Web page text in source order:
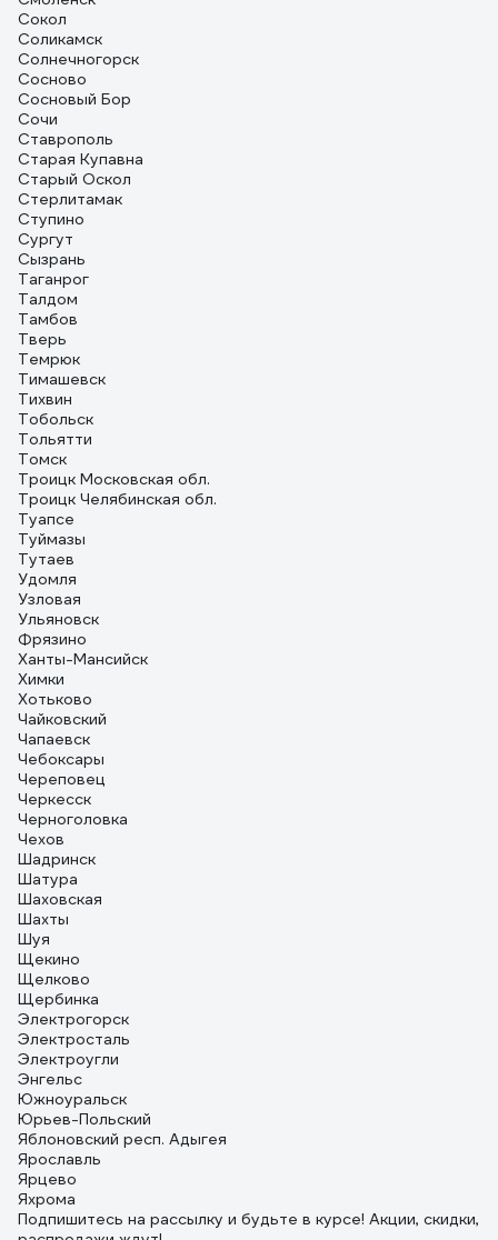
Сокол
Соликамск
Солнечногорск
Сосново
Сосновый Бор
Сочи
Ставрополь
Старая Купавна
Старый Оскол
Стерлитамак
Ступино
Сургут
Сызрань
Таганрог
Талдом
Тамбов
Тверь
Темрюк
Тимашевск
Тихвин
Тобольск
Тольятти
Томск
Троицк Московская обл.
Троицк Челябинская обл.
Туапсе
Туймазы
Тутаев
Удомля
Узловая
Ульяновск
Фрязино
Ханты-Мансийск
Химки
Хотьково
Чайковский
Чапаевск
Чебоксары
Череповец
Черкесск
Черноголовка
Чехов
Шадринск
Шатура
Шаховская
Шахты
Шуя
Щекино
Щелково
Щербинка
Электрогорск
Электросталь
Электроугли
Энгельс
Южноуральск
Юрьев-Польский
Яблоновский респ. Адыгея
Ярославль
Ярцево
Яхрома
Подпишитесь на рассылку и будьте в курсе! Акции, скидки,